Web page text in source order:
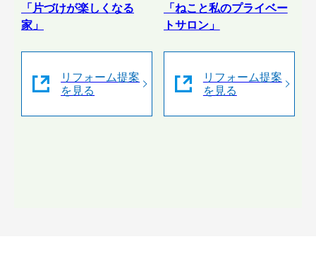
「片づけが楽しくなる
家」
リフォーム提案
を見る
「ねこと私のプライベー
トサロン」
リフォーム提案
を見る